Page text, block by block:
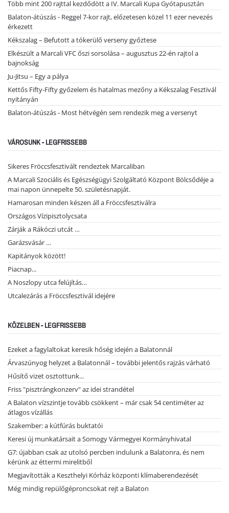
Több mint 200 rajttal kezdődött a IV. Marcali Kupa Gyótapusztán
Balaton-átúszás - Reggel 7-kor rajt, előzetesen közel 11 ezer nevezés
érkezett
Kékszalag – Befutott a tókerülő verseny győztese
Elkészült a Marcali VFC őszi sorsolása – augusztus 22-én rajtol a
bajnokság
Ju-Jitsu – Egy a pálya
Kettős Fifty-Fifty győzelem és hatalmas mezőny a Kékszalag Fesztivál
nyitányán
Balaton-átúszás - Most hétvégén sem rendezik meg a versenyt
VÁROSUNK - LEGFRISSEBB
Sikeres Fröccsfesztivált rendeztek Marcaliban
A Marcali Szociális és Egészségügyi Szolgáltató Központ Bölcsődéje a
mai napon ünnepelte 50. születésnapját.
Hamarosan minden készen áll a Fröccsfesztiválra
Országos Vízipisztolycsata
Zárják a Rákóczi utcát …
Garázsvásár …
Kapitányok között!
Piacnap...
A Noszlopy utca felújítás…
Utcalezárás a Fröccsfesztivál idejére
KÖZELBEN - LEGFRISSEBB
Ezeket a fagylaltokat keresik hőség idején a Balatonnál
Árvaszúnyog helyzet a Balatonnál – további jelentős rajzás várható
Hűsítő vizet osztottunk...
Friss "pisztrángkonzerv" az idei strandétel
A Balaton vízszintje tovább csökkent – már csak 54 centiméter az
átlagos vízállás
Szakember: a kútfúrás buktatói
Keresi új munkatársait a Somogy Vármegyei Kormányhivatal
G7: újabban csak az utolsó percben indulunk a Balatonra, és nem
kérünk az éttermi mirelitből
Megjavították a Keszthelyi Kórház központi klímaberendezését
Még mindig repülőgéproncsokat rejt a Balaton